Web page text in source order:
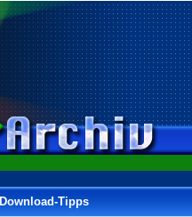
Download-Tipps